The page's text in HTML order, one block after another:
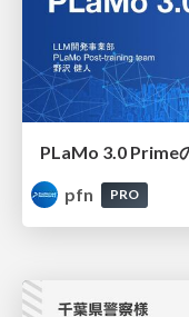
PLaMo 3.0 Prime
pfn
PRO